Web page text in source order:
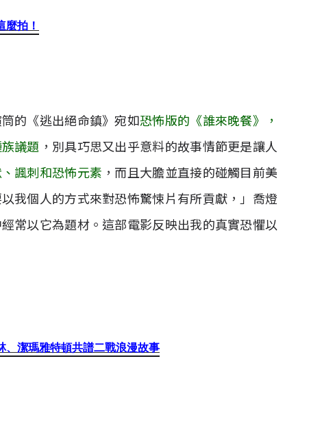
麼拍！
的《逃出絕命鎮》宛如恐怖版的《誰來晚餐》，
議題 ，別具巧思又出乎意料的故事情節更是讓人
諷刺和恐怖元素 ，而且大膽並直接的碰觸目前美
我個人的方式來對恐怖驚悚片有所貢獻，」喬燈
常以它為題材。這部電影反映出我的真實恐懼以
、潔瑪雅特頓共譜二戰浪漫故事